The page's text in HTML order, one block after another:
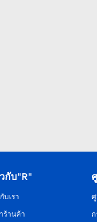
กับ"R"
บเรา
ร้านค้า